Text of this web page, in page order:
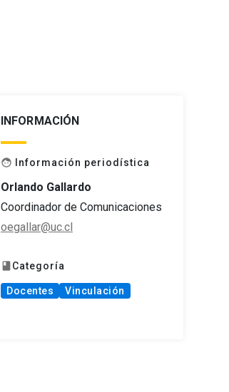
INFORMACIÓN
face Información periodística
Orlando Gallardo
Coordinador de Comunicaciones
oegallar@uc.cl
book Categoría
Docentes Vinculación